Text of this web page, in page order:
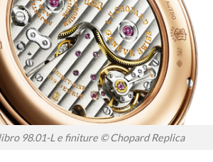
98.01-L e finiture © Chopard Replica